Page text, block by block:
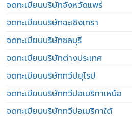
จดทะเบียนบริษัทจังหวัดแพร่
จดทะเบียนบริษัทฉะเชิงเทรา
จดทะเบียนบริษัทชลบุรี
จดทะเบียนบริษัทต่างประเทศ
จดทะเบียนบริษัททวีปยุโรป
จดทะเบียนบริษัททวีปอเมริกาเหนือ
จดทะเบียนบริษัททวีปอเมริกาใต้